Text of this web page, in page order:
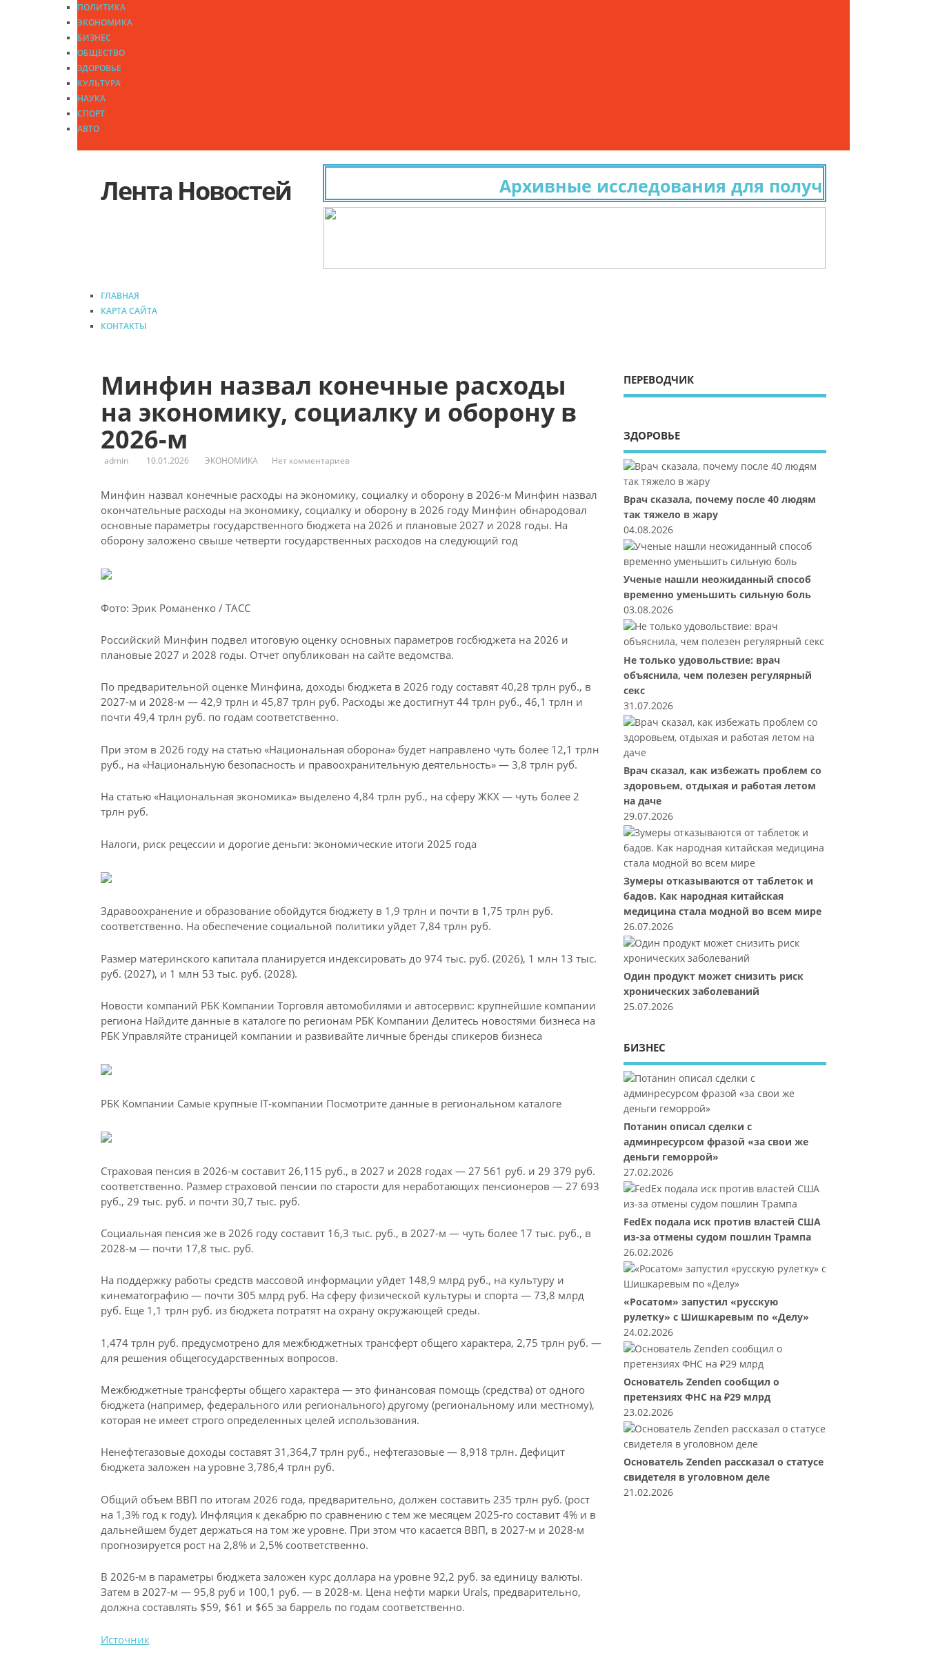
ПОЛИТИКА
ЭКОНОМИКА
БИЗНЕС
ОБЩЕСТВО
ЗДОРОВЬЕ
КУЛЬТУРА
НАУКА
СПОРТ
АВТО
Лента Новостей Архивные исследования для получения
ГЛАВНАЯ
КАРТА САЙТА
КОНТАКТЫ
Минфин назвал конечные расходы
на экономику, социалку и оборону в
2026-м
admin 10.01.2026 ЭКОНОМИКА Нет комментариев
Минфин назвал конечные расходы на экономику, социалку и оборону в 2026-м Минфин назвал
окончательные расходы на экономику, социалку и оборону в 2026 году Минфин обнародовал
основные параметры государственного бюджета на 2026 и плановые 2027 и 2028 годы. На
оборону заложено свыше четверти государственных расходов на следующий год
Фото: Эрик Романенко / ТАСС
Российский Минфин подвел итоговую оценку основных параметров госбюджета на 2026 и
плановые 2027 и 2028 годы. Отчет опубликован на сайте ведомства.
По предварительной оценке Минфина, доходы бюджета в 2026 году составят 40,28 трлн руб., в
2027-м и 2028-м — 42,9 трлн и 45,87 трлн руб. Расходы же достигнут 44 трлн руб., 46,1 трлн и
почти 49,4 трлн руб. по годам соответственно.
При этом в 2026 году на статью «Национальная оборона» будет направлено чуть более 12,1 трлн
руб., на «Национальную безопасность и правоохранительную деятельность» — 3,8 трлн руб.
На статью «Национальная экономика» выделено 4,84 трлн руб., на сферу ЖКХ — чуть более 2
трлн руб.
Налоги, риск рецессии и дорогие деньги: экономические итоги 2025 года
Здравоохранение и образование обойдутся бюджету в 1,9 трлн и почти в 1,75 трлн руб.
соответственно. На обеспечение социальной политики уйдет 7,84 трлн руб.
Размер материнского капитала планируется индексировать до 974 тыс. руб. (2026), 1 млн 13 тыс.
руб. (2027), и 1 млн 53 тыс. руб. (2028).
Новости компаний РБК Компании Торговля автомобилями и автосервис: крупнейшие компании
региона Найдите данные в каталоге по регионам РБК Компании Делитесь новостями бизнеса на
РБК Управляйте страницей компании и развивайте личные бренды спикеров бизнеса
РБК Компании Самые крупные IT-компании Посмотрите данные в региональном каталоге
Страховая пенсия в 2026-м составит 26,115 руб., в 2027 и 2028 годах — 27 561 руб. и 29 379 руб.
соответственно. Размер страховой пенсии по старости для неработающих пенсионеров — 27 693
руб., 29 тыс. руб. и почти 30,7 тыс. руб.
Социальная пенсия же в 2026 году составит 16,3 тыс. руб., в 2027-м — чуть более 17 тыс. руб., в
2028-м — почти 17,8 тыс. руб.
На поддержку работы средств массовой информации уйдет 148,9 млрд руб., на культуру и
кинематографию — почти 305 млрд руб. На сферу физической культуры и спорта — 73,8 млрд
руб. Еще 1,1 трлн руб. из бюджета потратят на охрану окружающей среды.
1,474 трлн руб. предусмотрено для межбюджетных трансферт общего характера, 2,75 трлн руб. —
для решения общегосударственных вопросов.
Межбюджетные трансферты общего характера — это финансовая помощь (средства) от одного
бюджета (например, федерального или регионального) другому (региональному или местному),
которая не имеет строго определенных целей использования.
Ненефтегазовые доходы составят 31,364,7 трлн руб., нефтегазовые — 8,918 трлн. Дефицит
бюджета заложен на уровне 3,786,4 трлн руб.
Общий объем ВВП по итогам 2026 года, предварительно, должен составить 235 трлн руб. (рост
на 1,3% год к году). Инфляция к декабрю по сравнению с тем же месяцем 2025-го составит 4% и в
дальнейшем будет держаться на том же уровне. При этом что касается ВВП, в 2027-м и 2028-м
прогнозируется рост на 2,8% и 2,5% соответственно.
В 2026-м в параметры бюджета заложен курс доллара на уровне 92,2 руб. за единицу валюты.
Затем в 2027-м — 95,8 руб и 100,1 руб. — в 2028-м. Цена нефти марки Urals, предварительно,
должна составлять $59, $61 и $65 за баррель по годам соответственно.
Источник
ПЕРЕВОДЧИК
ЗДОРОВЬЕ
Врач сказала, почему после 40 людям
так тяжело в жару
04.08.2026
Ученые нашли неожиданный способ
временно уменьшить сильную боль
03.08.2026
Не только удовольствие: врач
объяснила, чем полезен регулярный
секс
31.07.2026
Врач сказал, как избежать проблем со
здоровьем, отдыхая и работая летом
на даче
29.07.2026
Зумеры отказываются от таблеток и
бадов. Как народная китайская
медицина стала модной во всем мире
26.07.2026
Один продукт может снизить риск
хронических заболеваний
25.07.2026
БИЗНЕС
Потанин описал сделки с
админресурсом фразой «за свои же
деньги геморрой»
27.02.2026
FedEx подала иск против властей США
из-за отмены судом пошлин Трампа
26.02.2026
«Росатом» запустил «русскую
рулетку» с Шишкаревым по «Делу»
24.02.2026
Основатель Zenden сообщил о
претензиях ФНС на ₽29 млрд
23.02.2026
Основатель Zenden рассказал о статусе
свидетеля в уголовном деле
21.02.2026